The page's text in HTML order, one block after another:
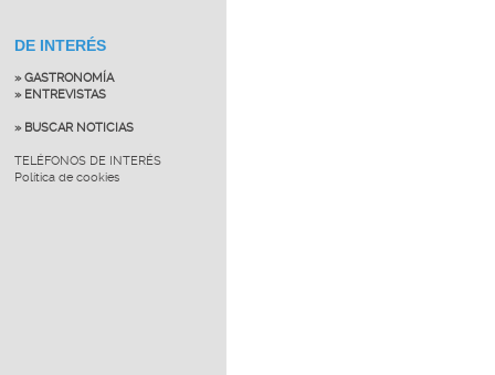
DE INTERÉS
» GASTRONOMÍA
» ENTREVISTAS
» BUSCAR NOTICIAS
TELÉFONOS DE INTERÉS
Política de cookies